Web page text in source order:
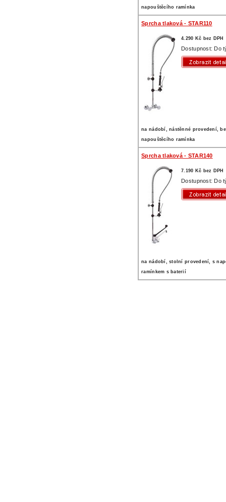
napouštěcího ramínka
Sprcha tlaková - STAR110
4.290 Kč bez DPH
Dostupnost: Do
na nádobí, nástěnné provedení,
napouštěcího ramínka
Sprcha tlaková - STAR140
7.190 Kč bez DPH
Dostupnost: Do
na nádobí, stolní provedení, s
ramínkem s baterií